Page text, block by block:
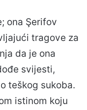
ona Şerifov
tragove za
da je ona
svijesti,
teškog sukoba.
istinom koju